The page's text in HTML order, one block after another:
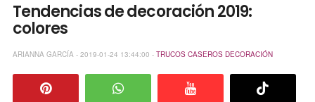
Tendencias de decoración 2019:
colores
ARIANNA GARCÍA - 2019-01-24 13:44:00 - TRUCOS CASEROS DECORACIÓN